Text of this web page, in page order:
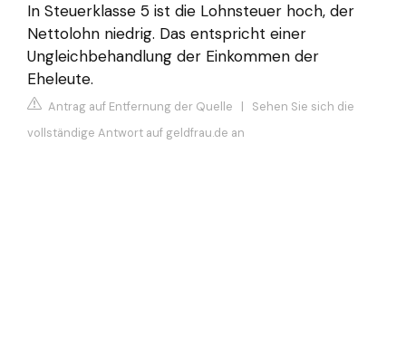
In Steuerklasse 5 ist die Lohnsteuer hoch, der
Nettolohn niedrig. Das entspricht einer
Ungleichbehandlung der Einkommen der
Eheleute.
Antrag auf Entfernung der Quelle | Sehen Sie sich die
vollständige Antwort auf geldfrau.de an